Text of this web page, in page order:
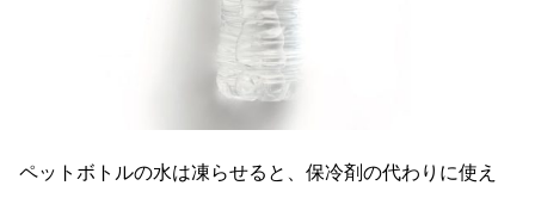
ペットボトルの水は凍らせると、保冷剤の代わりに使え